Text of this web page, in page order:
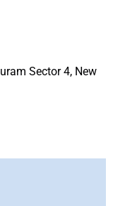
Sector 4, New